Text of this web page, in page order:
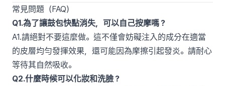
常見問題（FAQ）
Q1.為了讓鼓包快點消失，可以自己按摩嗎？
A1.請絕對不要這麼做。這不僅會妨礙注入的成分在適當
的皮層均勻發揮效果，還可能因為摩擦引起發炎。請耐心
等待其自然吸收。
Q2.什麼時候可以化妝和洗臉？